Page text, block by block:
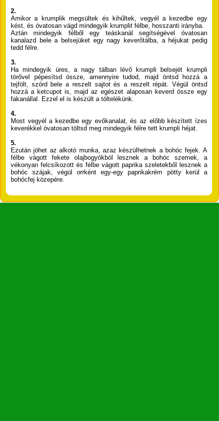
2.
Amikor a krumplik megsültek és kihűltek, vegyél a kezedbe egy
kést, és óvatosan vágd mindegyik krumplit félbe, hosszanti irányba.
Aztán mindegyik félből egy teáskanál segítségével óvatosan
kanalazd bele a belsejüket egy nagy keverőtálba, a héjukat pedig
tedd félre.
3.
Ha mindegyik üres, a nagy tálban lévő krumpli belsejét krumpli
törővel pépesítsd össze, amennyire tudod, majd öntsd hozzá a
tejfölt, szórd bele a reszelt sajtot és a reszelt répát. Végül öntsd
hozzá a ketcupot is, majd az egészet alaposan keverd össze egy
fakanállal. Ezzel el is készült a töltelékünk.
4.
Most vegyél a kezedbe egy evőkanalat, és az előbb készített ízes
keverékkel óvatosan töltsd meg mindegyik félre tett krumpli héjat.
5.
Ezután jöhet az alkotó munka, azaz készülhetnek a bohóc fejek. A
félbe vágott fekete olajbogyókból lesznek a bohóc szemek, a
vékonyan felcsíkozott és félbe vágott paprika szeletekből lesznek a
bohóc szájak, végül orrként egy-egy paprikakrém pötty kerül a
bohócfej közepére.